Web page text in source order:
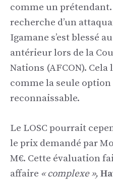
comme un prétendant.
recherche d’un
Igamane s’est blessé
antérieur lors de la
Nations (AFCON).
comme la seule option
reconnaissable.
Le LOSC pourrait
le prix demandé par
M€. Cette évaluation
affaire « complexe »,